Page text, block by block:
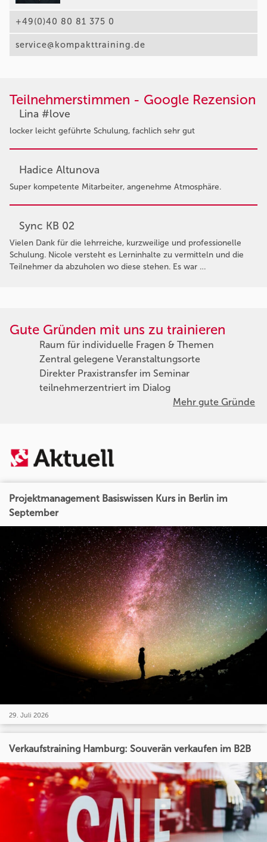
+49(0)40 80 81 375 0
service@kompakttraining.de
Teilnehmerstimmen - Google Rezension
Lina #love
locker leicht geführte Schulung, fachlich sehr gut
Hadice Altunova
Super kompetente Mitarbeiter, angenehme Atmosphäre.
Sync KB 02
Vielen Dank für die lehrreiche, kurzweilige und professionelle
Schulung. Nicole versteht es Lerninhalte zu vermitteln und die
Teilnehmer da abzuholen wo diese stehen. Es war …
Gute Gründen mit uns zu trainieren
Raum für individuelle Fragen & Themen
Zentral gelegene Veranstaltungsorte
Direkter Praxistransfer im Seminar
teilnehmerzentriert im Dialog
Mehr gute Gründe
Projektmanagement Basiswissen Kurs in Berlin im
September
29. Juli 2026
Verkaufstraining Hamburg: Souverän verkaufen im B2B